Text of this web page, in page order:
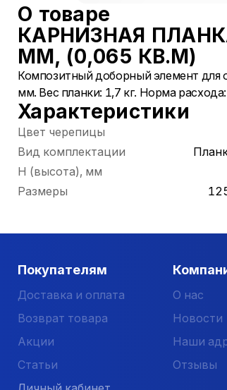
О товаре
КАРНИЗНАЯ
ММ, (0,065 КВ.М)
Композитный доборный элемент для
мм. Вес планки: 1,7 кг. Норма
Характеристики
Цвет черепицы
Вид комплектации
Н (высота), мм
Размеры
Покупателям
Доставка и оплата
Возврат товара
Акции
Статьи
О нас
Новости
Наши
Отзывы